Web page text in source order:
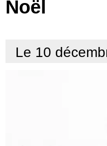
Services
Noël
Le 10